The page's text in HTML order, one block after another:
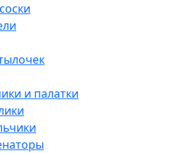
и палатки